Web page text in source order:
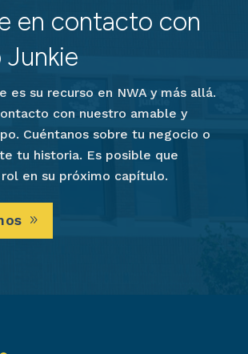
en contacto con
es su recurso en NWA y más allá.
con nuestro amable y
Cuéntanos sobre tu negocio o
tu historia. Es posible que
en su próximo capítulo.